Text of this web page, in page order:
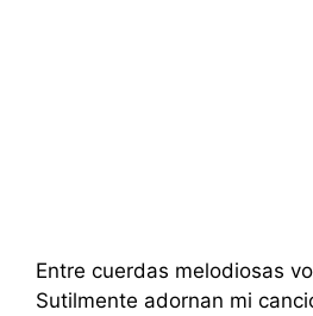
Entre cuerdas melodiosas
Sutilmente adornan mi